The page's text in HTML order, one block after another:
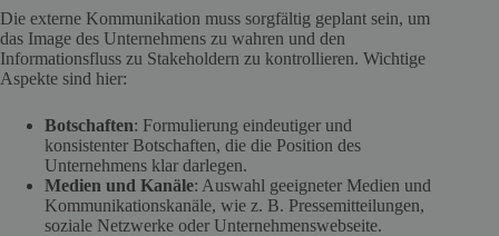
Die externe Kommunikation muss sorgfältig geplant sein, um
das Image des Unternehmens zu wahren und den
Informationsfluss zu Stakeholdern zu kontrollieren. Wichtige
Aspekte sind hier:
Botschaften: Formulierung eindeutiger und
konsistenter Botschaften, die die Position des
Unternehmens klar darlegen.
Medien und Kanäle: Auswahl geeigneter Medien und
Kommunikationskanäle, wie z. B. Pressemitteilungen,
soziale Netzwerke oder Unternehmenswebseite.